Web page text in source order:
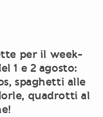
per il week-
1 e 2 agosto:
spaghetti alle
quadrotti al